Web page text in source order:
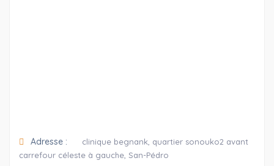
Adresse :
clinique begnank, quartier sonouko2 avant
carrefour céleste à gauche, San-Pédro